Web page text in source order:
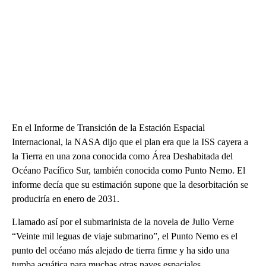
En el Informe de Transición de la Estación Espacial
Internacional, la NASA dijo que el plan era que la ISS cayera a
la Tierra en una zona conocida como Área Deshabitada del
Océano Pacífico Sur, también conocida como Punto Nemo. El
informe decía que su estimación supone que la desorbitación se
produciría en enero de 2031.
Llamado así por el submarinista de la novela de Julio Verne
“Veinte mil leguas de viaje submarino”, el Punto Nemo es el
punto del océano más alejado de tierra firme y ha sido una